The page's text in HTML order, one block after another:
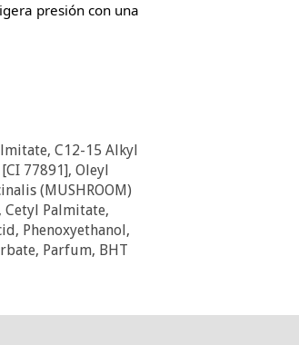
presión con una
C12-15 Alkyl
77891], Oleyl
(MUSHROOM)
Cetyl Palmitate,
Phenoxyethanol,
Parfum, BHT